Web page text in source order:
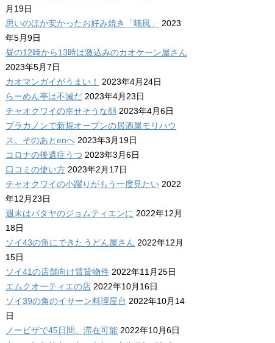
月19日
思いのほか安かったお好み焼き「喃風」
2023
年5月9日
昼の12時から13時は激込みのカオケーン屋さん
2023年5月7日
カオマンガイがうまい！
2023年4月24日
らーめん亭は不滅だ 2023年4月23日
チャオクワイの幸せそうな顔 2023年4月6日
プラカノンで新規オープンの居酒屋モリハウ
ス、そのあとenへ 2023年3月19日
コロナの後遺症うつ 2023年3月6日
口コミの使い方 2023年2月17日
チャオクワイの小躍りがもう一度見たい 2022
年12月23日
週末はパタヤのジョムティエンに 2022年12月
18日
ソイ43の角にできたうどん屋さん 2022年12月
15日
ソイ41の店舗向け賃貸物件 2022年11月25日
エムクオーティエの店 2022年10月16日
ソイ39の角のイサーン料理屋台 2022年10月14
日
ノービザで45日間、滞在可能 2022年10月6日